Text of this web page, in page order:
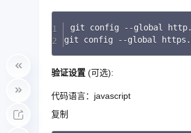
git config --global http.
git config
--global https .
验证设置 (可选):
代码语言： javascript
复制